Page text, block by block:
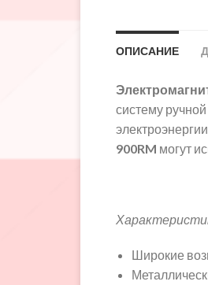
ОПИСАНИЕ
систему
900RM могут
Широкие